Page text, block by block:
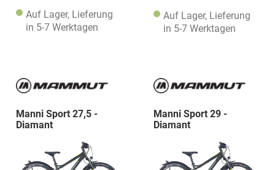
Auf Lager, Lieferung
in 5-7 Werktagen
Auf Lager, Lieferung
in 5-7 Werktagen
Manni Sport 27,5 -
Diamant
Manni Sport 29 -
Diamant